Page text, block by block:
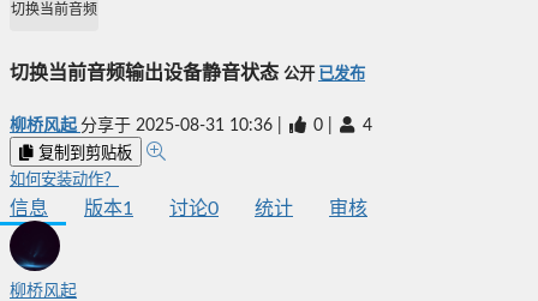
切换当前音频输出设备静音状态
切换当前音频输出设备静音状态 公开 已发布
柳桥风起 分享于 2025-08-31 10:36 0 4
复制到剪贴板
如何安装动作？
信息 版本1 讨论0 统计 审核
柳桥风起